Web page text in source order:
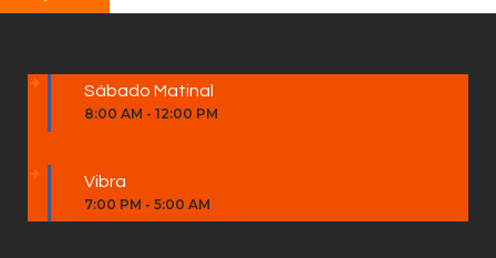
Sábado Matinal
8:00 AM - 12:00 PM
Vibra
7:00 PM - 5:00 AM